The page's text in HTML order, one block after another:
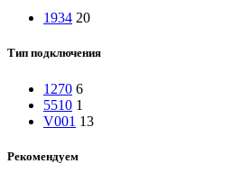
1934 20
Тип подключения
1270 6
5510 1
V001 13
Рекомендуем